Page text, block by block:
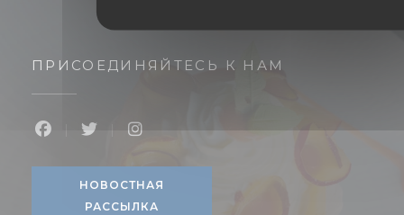
ПРИСОЕДИНЯЙТЕСЬ К НАМ
НОВОСТНАЯ
РАССЫЛКА